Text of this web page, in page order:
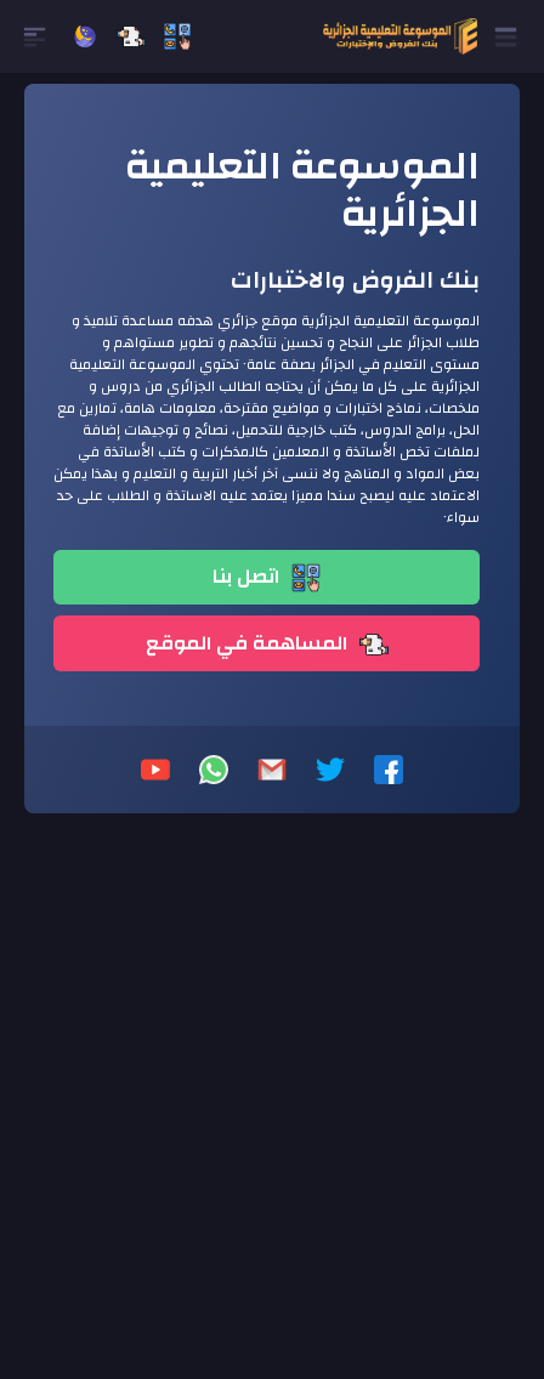
الموسوعة التعليمية
الجزائرية
بنك الفروض والاختبارات
الموسوعة التعليمية الجزائرية موقع جزائري هدفه مساعدة تلاميذ و
طلاب الجزائر على النجاح و تحسين نتائجهم و تطوير مستواهم و
مستوى التعليم في الجزائر بصفة عامة٠ تحتوي الموسوعة التعليمية
الجزائرية على كل ما يمكن أن يحتاجه الطالب الجزائري من دروس و
ملخصات، نماذج اختبارات و مواضيع مقترحة، معلومات هامة، تمارين مع
الحل، برامج الدروس، كتب خارجية للتحميل، نصائح و توجيهات إضافة
لملفات تخص الأساتذة و المعلمين كالمذكرات و كتب الأساتذة في
بعض المواد و المناهج ولا نن سى آخر أخبار التربية و التعليم و بهذا يمكن
الاعتماد عليه ليصبح سندا مميزا يعتمد عليه الاساتذة و الطلاب على حد
سواء٠
اتصل بنا
المساهمة في الموقع